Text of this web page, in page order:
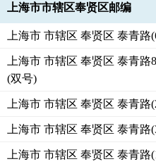
上海市市辖区奉贤区邮编
上海市 市辖区 奉贤区 泰青路
上海市 市辖区 奉贤区 泰青路
(双号)
上海市 市辖区 奉贤区 泰青路
上海市 市辖区 奉贤区 泰青路
上海市 市辖区 奉贤区 泰青路